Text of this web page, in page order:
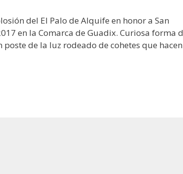
del El Palo de Alquife en honor a San
en la Comarca de Guadix. Curiosa forma
de la luz rodeado de cohetes que hacen